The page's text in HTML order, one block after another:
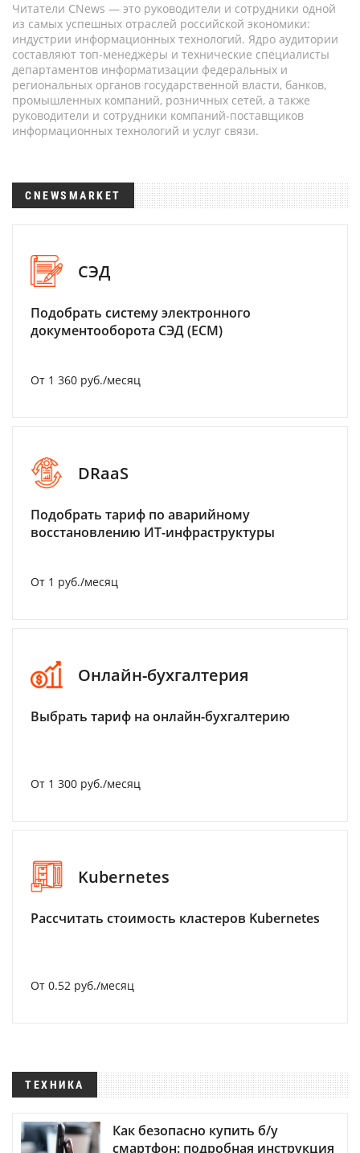
Читатели CNews — это руководители и сотрудники одной
из самых успешных отраслей российской экономики:
индустрии информационных технологий. Ядро аудитории
составляют топ-менеджеры и технические специалисты
департаментов информатизации федеральных и
региональных органов государственной власти, банков,
промышленных компаний, розничных сетей, а также
руководители и сотрудники компаний-поставщиков
информационных технологий и услуг связи.
CNEWSMARKET
СЭД
Подобрать систему электронного
документооборота СЭД (ECM)
От 1 360 руб./месяц
DRaaS
Подобрать тариф по аварийному
восстановлению ИТ-инфраструктуры
От 1 руб./месяц
Онлайн-бухгалтерия
Выбрать тариф на онлайн-бухгалтерию
От 1 300 руб./месяц
Kubernetes
Рассчитать стоимость кластеров Kubernetes
От 0.52 руб./месяц
ТЕХНИКА
Как безопасно купить б/у
смартфон: подробная инструкция